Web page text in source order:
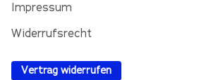
Impressum
Widerrufsrecht
Vertrag widerrufen